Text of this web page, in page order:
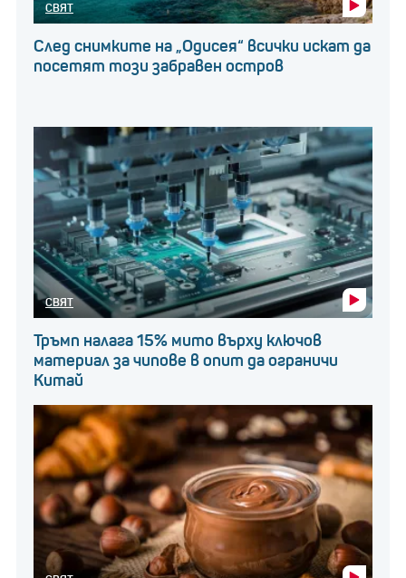
СВЯТ
След снимките на „Одисея“ всички искат да
посетят този забравен остров
СВЯТ
Тръмп налага 15% мито върху ключов
материал за чипове в опит да ограничи
Китай